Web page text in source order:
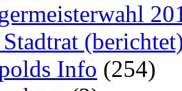
Info (254)